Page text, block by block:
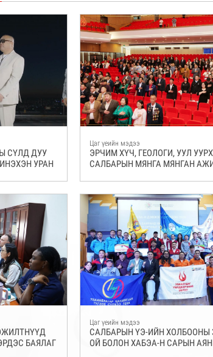
СҮЛД ДУУ
УРАН
Цаг үеийн мэдээ
ЭРЧИМ ХҮЧ, ГЕОЛОГИ, УУЛ
САЛБАРЫН МЯНГА МЯНГАН
ЖИЛИЙН ОЙН БАЯРЫН ХУРАЛ
ТӨГӨЛДӨР БОЛЖ ӨНДӨРЛӨЛӨӨ
БАЯЛАГ
Цаг үеийн мэдээ
САЛБАРЫН ҮЭ-ИЙН ХОЛБООНЫ
ОЙ БОЛОН ХАБЭА-Н САРЫН